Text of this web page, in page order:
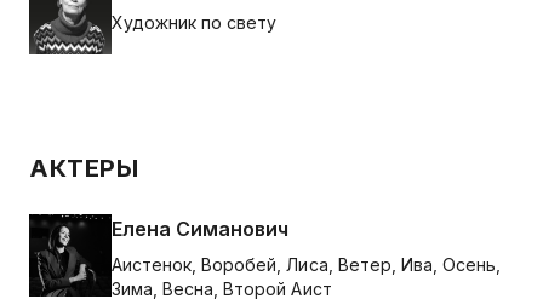
Художник по свету
АКТЕРЫ
Елена Симанович
Аистенок, Воробей, Лиса, Ветер, Ива, Осень,
Зима, Весна, Второй Аист